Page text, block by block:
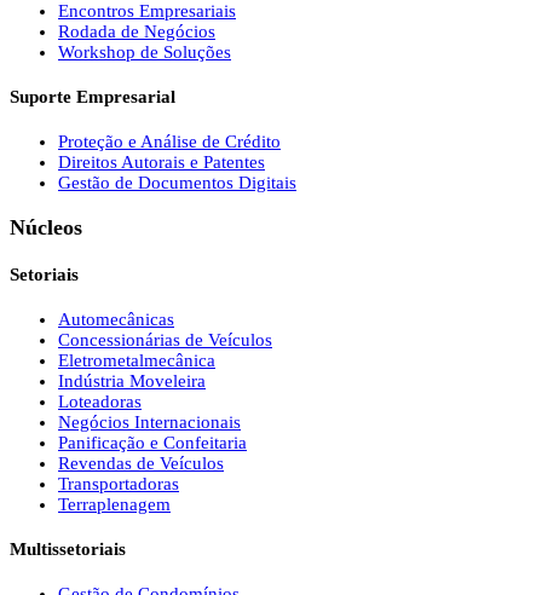
Encontros Empresariais
Rodada de Negócios
Workshop de Soluções
Suporte Empresarial
Proteção e Análise de Crédito
Direitos Autorais e Patentes
Gestão de Documentos Digitais
Núcleos
Setoriais
Automecânicas
Concessionárias de Veículos
Eletrometalmecânica
Indústria Moveleira
Loteadoras
Negócios Internacionais
Panificação e Confeitaria
Revendas de Veículos
Transportadoras
Terraplenagem
Multissetoriais